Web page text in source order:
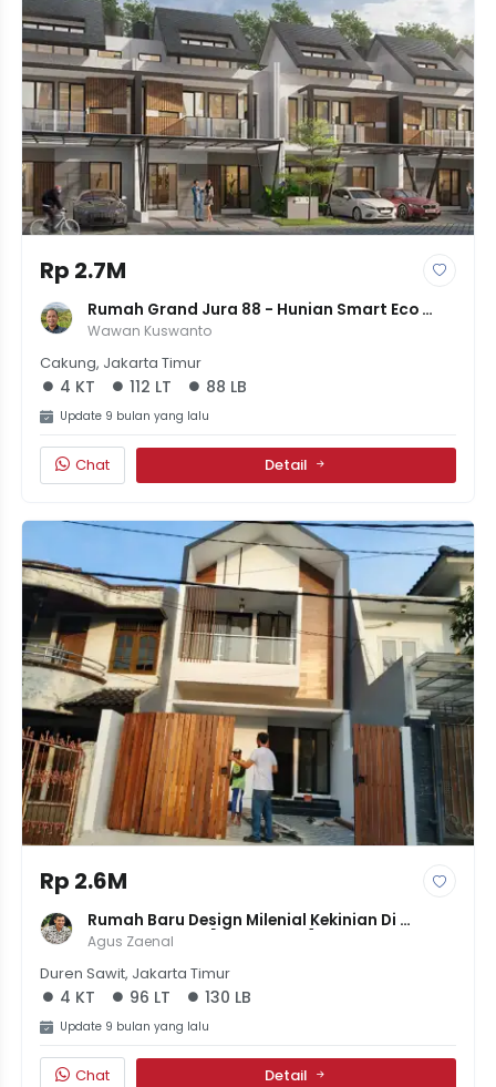
Rp 2.7M
Rumah Grand Jura 88 - Hunian Smart Eco
Living Di Metland Menteng
Wawan Kuswanto
Cakung, Jakarta Timur
4 KT 112 LT 88 LB
Update 9 bulan yang lalu
Chat Detail
Rp 2.6M
Rumah Baru Design Milenial Kekinian Di
Pondok Kelapa [LT 96 LB 130] | 4KT 3KM |
Harga 2.6M
Agus Zaenal
Duren Sawit, Jakarta Timur
4 KT 96 LT 130 LB
Update 9 bulan yang lalu
Chat Detail